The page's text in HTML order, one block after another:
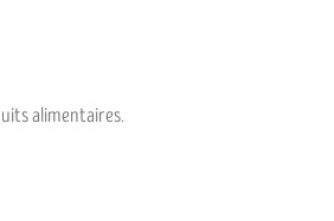
alimentaires.